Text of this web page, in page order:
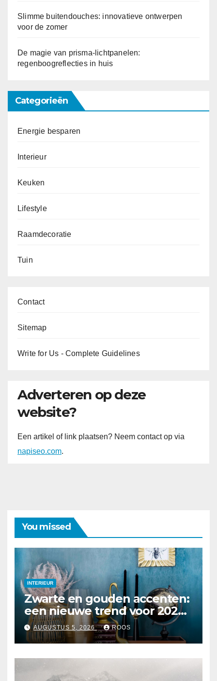
Slimme buitendouches: innovatieve ontwerpen
voor de zomer
De magie van prisma-lichtpanelen:
regenboogreflecties in huis
Categorieën
Energie besparen
Interieur
Keuken
Lifestyle
Raamdecoratie
Tuin
Contact
Sitemap
Write for Us - Complete Guidelines
Adverteren op deze
website?
Een artikel of link plaatsen? Neem contact op via
napiseo.com.
You missed
INTERIEUR
Zwarte en gouden accenten:
een nieuwe trend voor 2026
interieurs
AUGUSTUS 5, 2026 ROOS